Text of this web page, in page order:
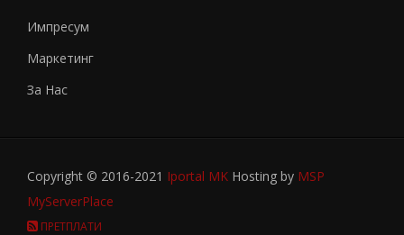
Импресум
Маркетинг
За Нас
Copyright © 2016-2021 Iportal MK Hosting by MSP
MyServerPlace
ПРЕТПЛАТИ